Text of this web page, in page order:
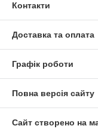
Контакти
Доставка та оплата
Графік роботи
Повна версія сайту
Сайт створено на